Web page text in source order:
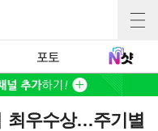
포토
최우수상…주기별